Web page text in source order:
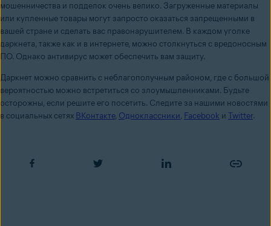
мошенничества и подделок очень велико. Загруженные материалы
или купленные товары могут запросто оказаться запрещенными в
вашей стране и сделать вас правонарушителем. В каждом уголке
даркнета, также как и в интернете, можно столкнуться с вредоносным
ПО. Однако антивирус может обеспечить вам защиту.
Даpкнет можно сравнить с неблагополучным районом, где с большой
вероятностью можно встретиться со злоумышленниками. Будьте
осторожны, если решите его посетить. Следите за нашими новостями
в социальных сетях ВКонтакте, Одноклассники, Facebook и Twitter.